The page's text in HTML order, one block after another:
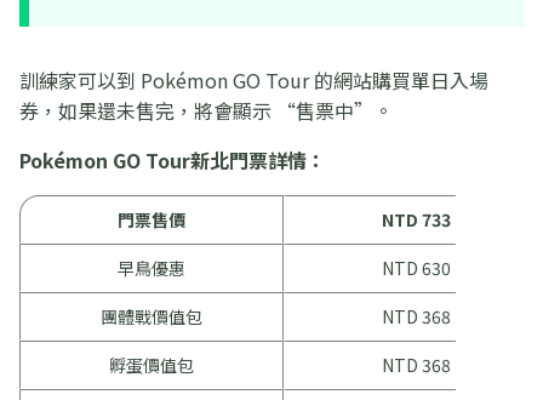
訓練家可以到 Pokémon GO Tour 的網站購買單日入場
券，如果還未售完，將會顯示 “售票中”。
Pokémon GO Tour新北門票詳情：
門票售價
NTD 733
早鳥優惠
NTD 630
團體戰價值包
NTD 368
孵蛋價值包
NTD 368